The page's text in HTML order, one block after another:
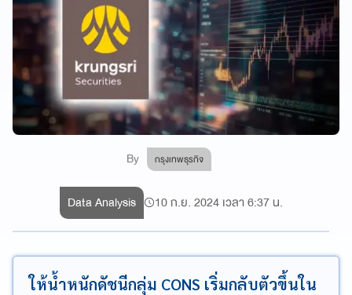
By กรุงเทพธุรกิจ
Data Analysis 10 ก.ย. 2024 เวลา 6:37 น.
ให้น้ำหนักดัชนีกลุ่ม CONS เริ่มกลับตัวขึ้นใน